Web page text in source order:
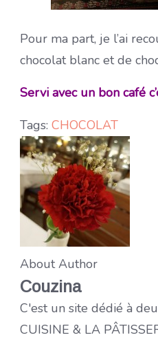
Pour ma part, je l’ai
chocolat blanc et de
Servi avec un bon café
Tags: CHOCOLAT
About Author
Couzina
C'est un site dédié à
CUISINE & LA